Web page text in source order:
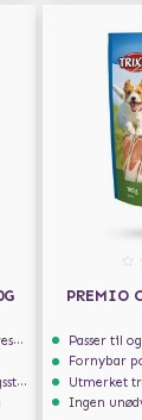
PREMIO
Passer til og
Fornybar
Utmerket
Ingen